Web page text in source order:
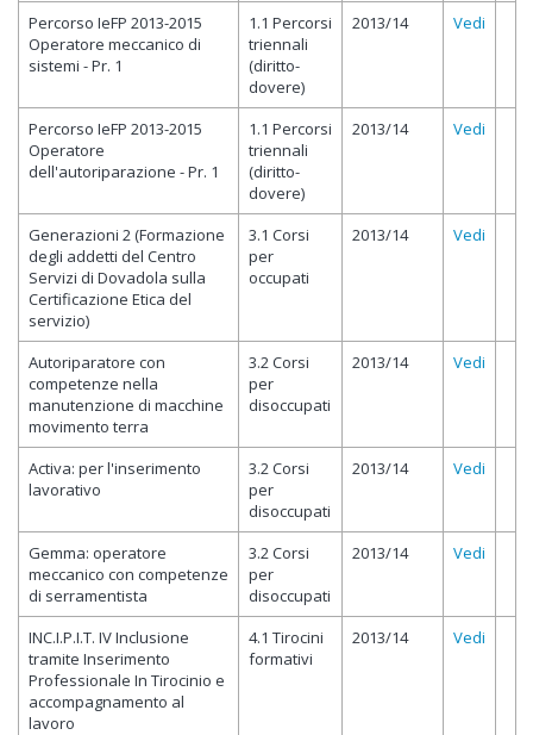
Percorso IeFP 2013-2015
Operatore meccanico di
sistemi - Pr. 1
1.1 Percorsi
triennali
(diritto-
dovere)
2013/14 Vedi
Percorso IeFP 2013-2015
Operatore
dell'autoriparazione - Pr. 1
1.1 Percorsi
triennali
(diritto-
dovere)
2013/14 Vedi
Generazioni 2 (Formazione
degli addetti del Centro
Servizi di Dovadola sulla
Certificazione Etica del
servizio)
3.1 Corsi
per
occupati
2013/14 Vedi
Autoriparatore con
competenze nella
manutenzione di macchine
movimento terra
3.2 Corsi
per
disoccupati
2013/14 Vedi
Activa: per l'inserimento
lavorativo
3.2 Corsi
per
disoccupati
2013/14 Vedi
Gemma: operatore
meccanico con competenze
di serramentista
3.2 Corsi
per
disoccupati
2013/14 Vedi
INC.I.P.I.T. IV Inclusione
tramite Inserimento
Professionale In Tirocinio e
accompagnamento al
lavoro
4.1 Tirocini
formativi
2013/14 Vedi